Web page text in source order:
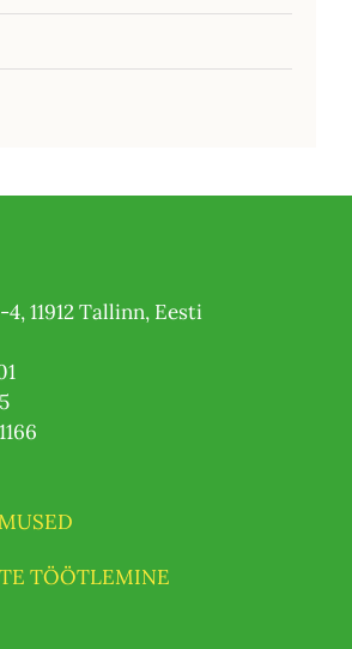
11912 Tallinn, Eesti
TÖÖTLEMINE